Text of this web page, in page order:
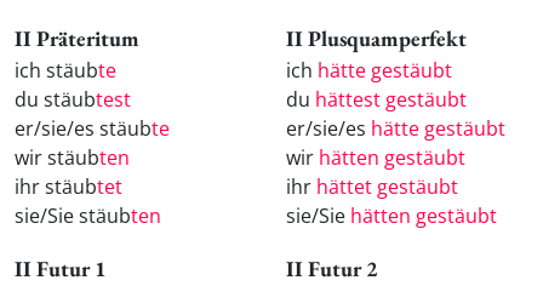
II Präteritum
ich stäubte
du stäubtest
er/sie/es stäubte
wir stäubten
ihr stäubtet
sie/Sie stäubten
II Plusquamperfekt
ich hätte gestäubt
du hättest gestäubt
er/sie/es hätte gestäubt
wir hätten gestäubt
ihr hättet gestäubt
sie/Sie hätten gestäubt
II Futur 1 II Futur 2